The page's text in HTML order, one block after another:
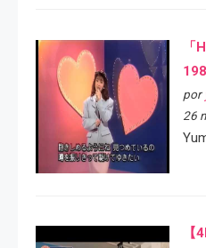
por
26
【